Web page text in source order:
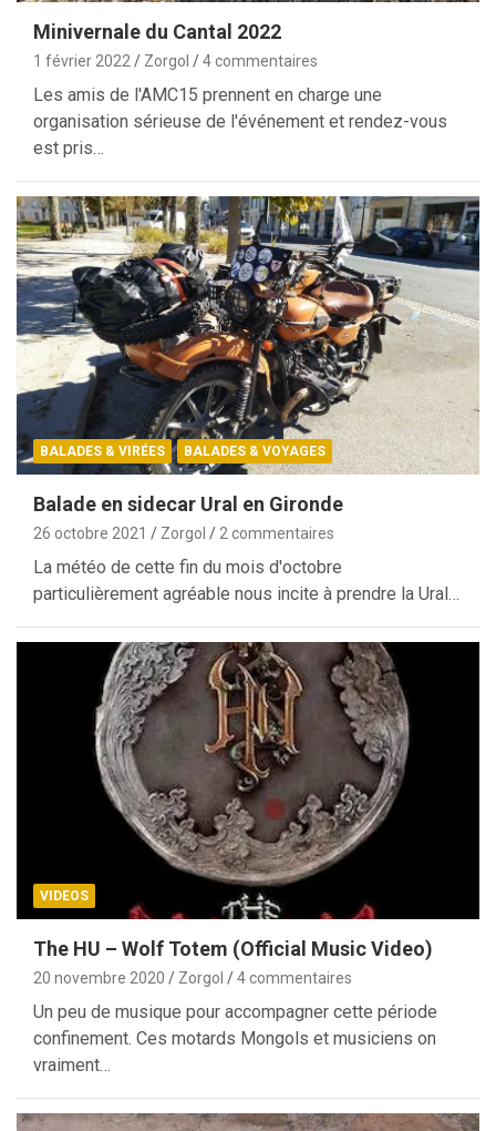
Minivernale du Cantal 2022
1 février 2022 Zorgol 4 commentaires
Les amis de l'AMC15 prennent en charge une
organisation sérieuse de l'événement et rendez-vous
est pris…
BALADES & VIRÉES BALADES & VOYAGES
Balade en sidecar Ural en Gironde
26 octobre 2021 Zorgol 2 commentaires
La météo de cette fin du mois d'octobre
particulièrement agréable nous incite à prendre la Ural…
VIDEOS
The HU – Wolf Totem (Official Music Video)
20 novembre 2020 Zorgol 4 commentaires
Un peu de musique pour accompagner cette période
confinement. Ces motards Mongols et musiciens on
vraiment…